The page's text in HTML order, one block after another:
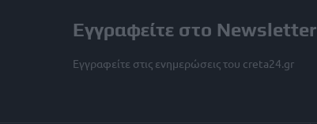
Εγγραφείτε στο Newsletter
Εγγραφείτε στις ενημερώσεις του creta24.gr